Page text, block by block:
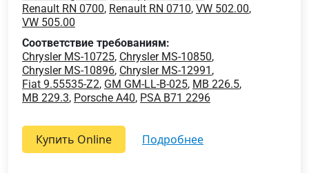
Renault RN 0700, Renault RN 0710, VW 502.00,
VW 505.00
Соответствие требованиям:
Chrysler MS-10725, Chrysler MS-10850,
Chrysler MS-10896, Chrysler MS-12991 ,
Fiat 9.55535-Z2, GM GM-LL-B-025, MB 226.5,
MB 229.3, Porsche A40, PSA B71 2296
Купить Online подробнее